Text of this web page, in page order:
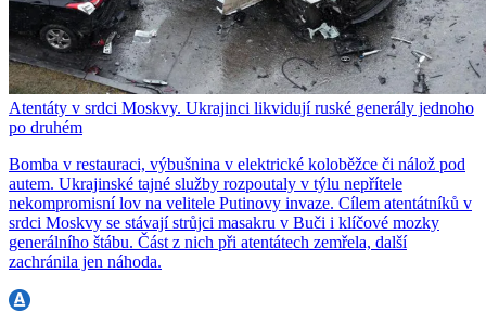
Atentáty v srdci Moskvy. Ukrajinci likvidují ruské generály jednoho
po druhém
Bomba v restauraci, výbušnina v elektrické koloběžce či nálož pod
autem. Ukrajinské tajné služby rozpoutaly v týlu nepřítele
nekompromisní lov na velitele Putinovy invaze. Cílem atentátníků v
srdci Moskvy se stávají strůjci masakru v Buči i klíčové mozky
generálního štábu. Část z nich při atentátech zemřela, další
zachránila jen náhoda.